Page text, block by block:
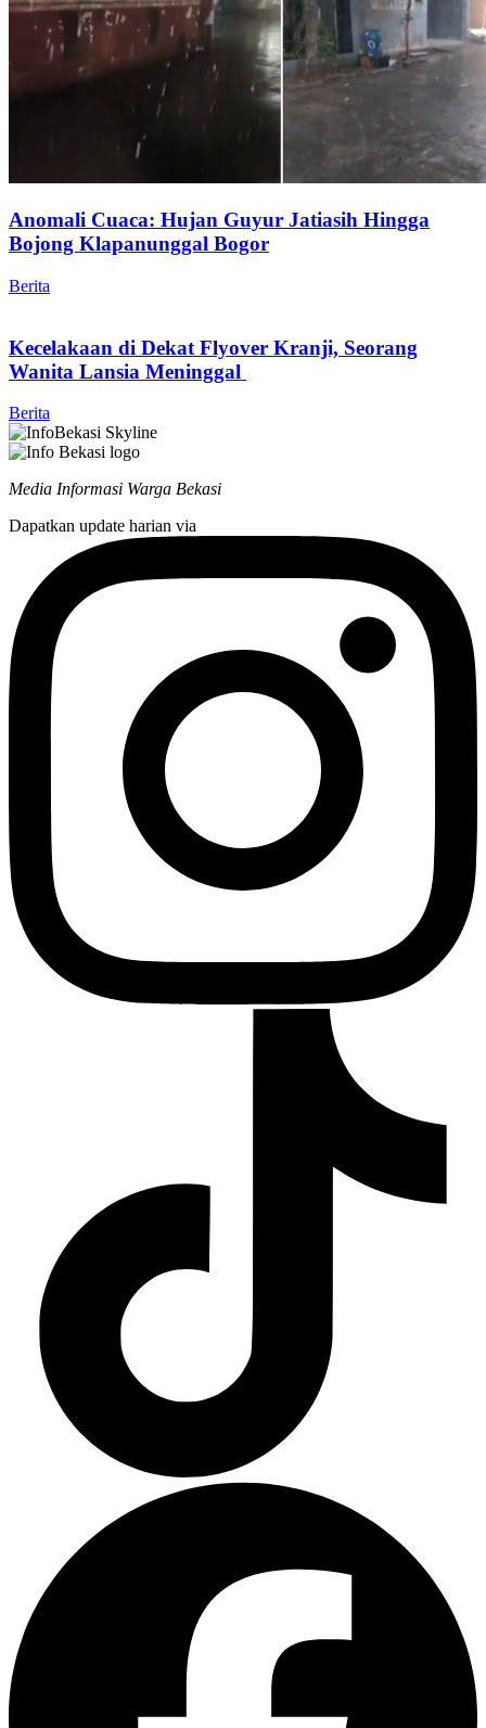
Anomali Cuaca: Hujan Guyur Jatiasih Hingga
Bojong Klapanunggal Bogor
Berita
Kecelakaan di Dekat Flyover Kranji, Seorang
Wanita Lansia Meninggal
Berita
Media Informasi Warga Bekasi
Dapatkan update harian via